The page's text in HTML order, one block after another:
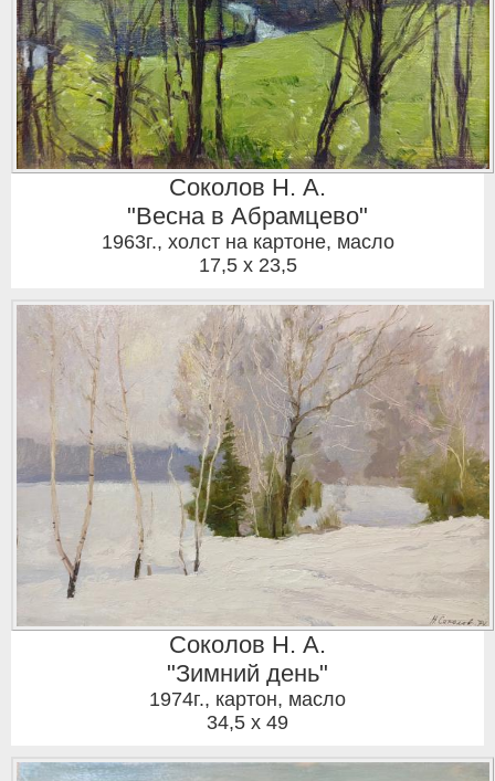
Соколов Н. А.
"Весна в Абрамцево"
1963г., холст на картоне, масло
17,5 x 23,5
Соколов Н. А.
"Зимний день"
1974г., картон, масло
34,5 x 49